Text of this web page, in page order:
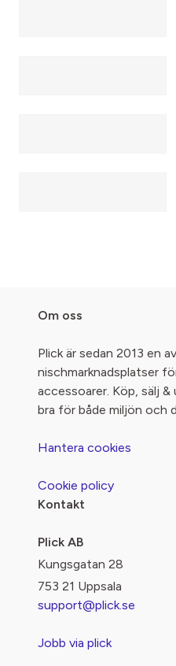
Om oss
Plick är sedan 2013 en
nischmarknadsplatser
accessoarer. Köp, sälj
bra för både miljön och
Hantera cookies
Cookie policy
Kontakt
Plick AB
Kungsgatan 28
753 21 Uppsala
support@plick.se
Jobb via plick